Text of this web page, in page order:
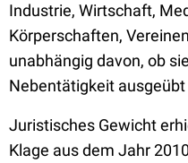
Industrie, Wirtschaft,
Körperschaften,
unabhängig davon, ob
Nebentätigkeit ausgeübt
Juristisches Gewicht
Klage aus dem Jahr